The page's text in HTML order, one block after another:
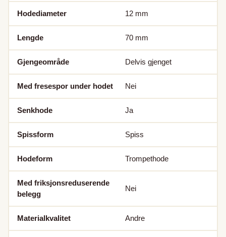
Hodediameter 12 mm
Lengde 70 mm
Gjengeområde Delvis gjenget
Med fresespor under hodet Nei
Senkhode Ja
Spissform Spiss
Hodeform Trompethode
Med friksjonsreduserende
belegg
Nei
Materialkvalitet Andre